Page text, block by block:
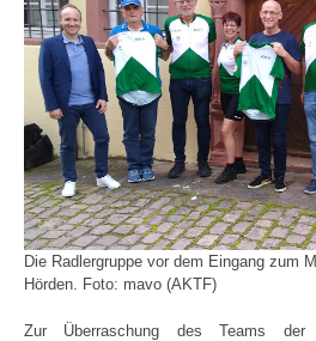
Die Radlergruppe vor dem Eingang zum
Hörden. Foto: mavo (AKTF)
Zur Überraschung des Teams